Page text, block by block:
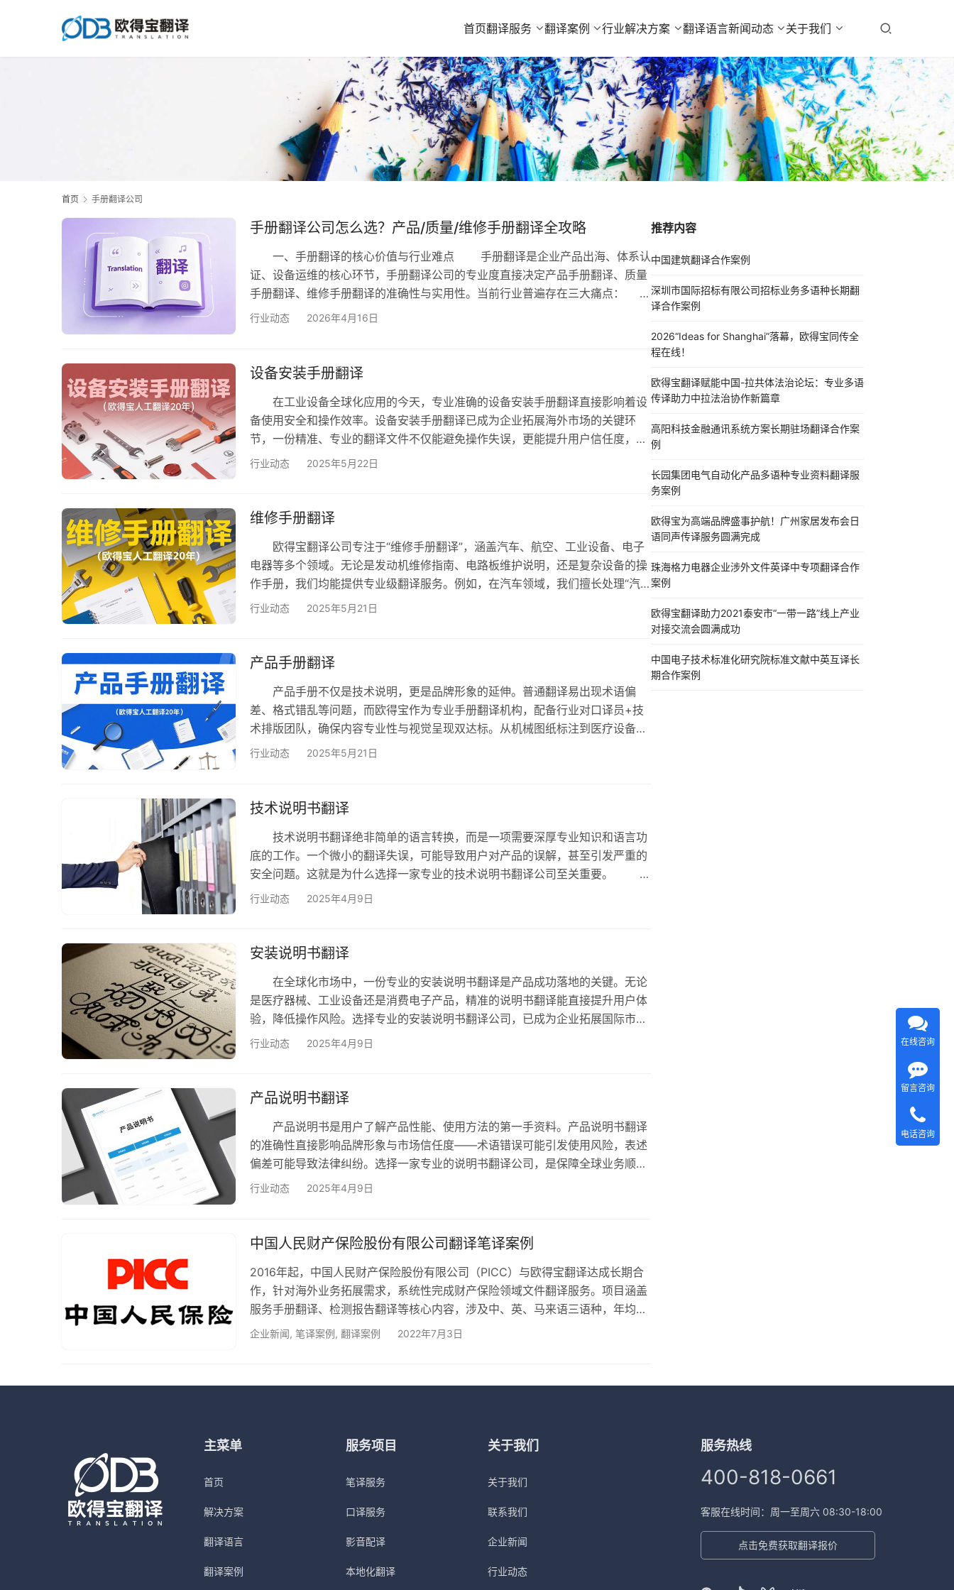
首页翻译服务 翻译案例 行业解决方案 翻译语言新闻动态 关于我们
首页 手册翻译公司
手册翻译公司怎么选？产品/质量/维修手册翻译全攻略
一、手册翻译的核心价值与行业难点 手册翻译是企业产品出海、体系认
证、设备运维的核心环节，手册翻译公司的专业度直接决定产品手册翻译、质量
手册翻译、维修手册翻译的准确性与实用性。当前行业普遍存在三大痛点：
专业术语精准性要求高 产品、质量、维修手册涉及大量技术参数、工艺标
版式，翻译后需完整还原格式，否则影响阅读体验与正式使用。 信息安全与
行业动态 2026年4月16日
设备安装手册翻译
在工业设备全球化应用的今天，专业准确的设备安装手册翻译直接影响着设
备使用安全和操作效率。设备安装手册翻译​​已成为企业拓展海外市场的关键环
节，一份精准、专业的翻译文件不仅能避免操作失误，更能提升用户信任度，树
立品牌形象。 设备安装手册通常包含技术参数、流程图解、安全规范等复杂
电子等领域，配备行业专家团队，深谙设备安装手册的翻译难点： ①术语
行业动态 2025年5月22日
维修手册翻译
欧得宝翻译公司专注于“维修手册翻译”，涵盖汽车、航空、工业设备、电子
电器等多个领域。无论是发动机维修指南、电路板维护说明，还是复杂设备的操
作手册，我们均能提供专业级翻译服务。例如，在汽车领域，我们擅长处理“汽
车维修手册翻译”，精准还原技术参数、故障代码及维修步骤，确保操作人员能
景。例如，在“手册翻译公司”合作中，译员会结合技术网页的上下文，准确处理
行业动态 2025年5月21日
产品手册翻译
产品手册不仅是技术说明，更是品牌形象的延伸。普通翻译易出现术语偏
差、格式错乱等问题，而欧得宝作为专业手册翻译机构，配备行业对口译员+技
术排版团队，确保内容专业性与视觉呈现双达标。从机械图纸标注到医疗设备参
数，我们让每一处细节都经得起国际市场检验。 欧得宝翻译的​​产品手册翻译
多语种覆盖：支持英语、德语、日语、西班牙语等30+语种，满足不同市…
行业动态 2025年5月21日
技术说明书翻译
技术说明书翻译绝非简单的语言转换，而是一项需要深厚专业知识和语言功
底的工作。一个微小的翻译失误，可能导致用户对产品的误解，甚至引发严重的
安全问题。这就是为什么选择一家专业的技术说明书翻译公司至关重要。 欧
得宝翻译公司，作为行业内优秀的翻译机构，拥有全球130个语种的强大翻译能
球每一位用户。 ✔行业全覆盖，专业更可靠 从医疗器械到汽车制造，
行业动态 2025年4月9日
安装说明书翻译
在全球化市场中，一份专业的安装说明书翻译是产品成功落地的关键。无论
是医疗器械、工业设备还是消费电子产品，精准的说明书翻译能直接提升用户体
验，降低操作风险。选择专业的安装说明书翻译公司，已成为企业拓展国际市场
的必要选择。 一、安装说明书翻译为什么要选专业翻译机构？ 1、准确
不同地区对操作习惯、计量单位有差异化需求。母语译者的文化适配能力，能
行业动态 2025年4月9日
产品说明书翻译
产品说明书是用户了解产品性能、使用方法的第一手资料。产品说明书翻译
的准确性直接影响品牌形象与市场信任度——术语错误可能引发使用风险，表述
偏差可能导致法律纠纷。选择一家专业的说明书翻译公司，是保障全球业务顺利
开展的关键。 一、为什么产品说明书翻译如此重要？ 1、打破语言壁
从英语到小语种，确保您的产品信息无死角触达目标用户。 2、专业翻…
行业动态 2025年4月9日
中国人民财产保险股份有限公司翻译笔译案例
2016年起，中国人民财产保险股份有限公司（PICC）与欧得宝翻译达成长期合
作，针对海外业务拓展需求，系统性完成财产保险领域文件翻译服务。项目涵盖
服务手册翻译、检测报告翻译等核心内容，涉及中、英、马来语三语种，年均翻
译量超15万字，支持PICC在东南亚、非洲等10余个国家的业务落地。 【服务内
业标准 ​检测报告翻译：完成车险定损报告、风险评估报告…
企业新闻, 笔译案例 , 翻译案例 2022年7月3日
推荐内容
中国建筑翻译合作案例
深圳市国际招标有限公司招标业务多语种长期翻
译合作案例
2026“Ideas for Shanghai”落幕，欧得宝同传全
程在线！
欧得宝翻译赋能中国-拉共体法治论坛：专业多语
传译助力中拉法治协作新篇章
高阳科技金融通讯系统方案长期驻场翻译合作案
例
长园集团电气自动化产品多语种专业资料翻译服
务案例
欧得宝为高端品牌盛事护航！广州家居发布会日
语同声传译服务圆满完成
珠海格力电器企业涉外文件英译中专项翻译合作
案例
欧得宝翻译助力2021泰安市“一带一路”线上产业
对接交流会圆满成功
中国电子技术标准化研究院标准文献中英互译长
期合作案例
主菜单
首页
解决方案
翻译语言
翻译案例
服务项目
笔译服务
口译服务
影音配译
本地化翻译
关于我们
关于我们
联系我们
企业新闻
行业动态
服务热线
400-818-0661
客服在线时间：周一至周六 08:30-18:00
点击免费获取翻译报价
在线咨询
留言咨询
电话咨询